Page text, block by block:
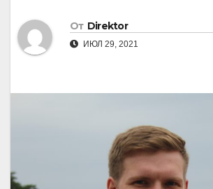
От Direktor
ИЮЛ 29, 2021